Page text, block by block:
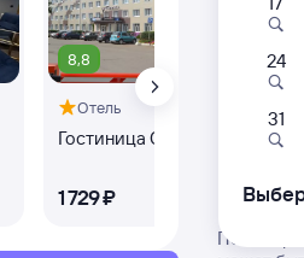
8,8
Отель
Гостиница Спутник
1 ⁠729 ⁠₽
7,8
2
24
31